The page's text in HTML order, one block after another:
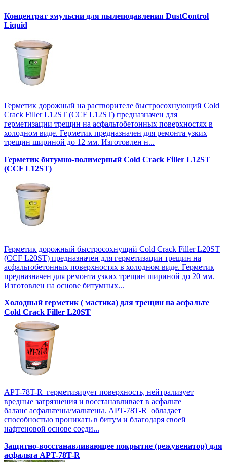
Концентрат эмульсии для пылеподавления DustControl
Liquid
Герметик дорожный на растворителе быстросохнующий Cold
Crack Filler L12SТ (CCF L12SТ) предназначен для
герметизации трещин на асфальтобетонных поверхностях в
холодном виде. Герметик предназначен для ремонта узких
трещин шириной до 12 мм. Изготовлен н...
Герметик битумно-полимерный Cold Crack Filler L12SТ
(CCF L12SТ)
Герметик дорожный быстросохнущий Cold Crack Filler L20SТ
(CCF L20SТ) предназначен для герметизации трещин на
асфальтобетонных поверхностях в холодном виде. Герметик
предназначен для ремонта узких трещин шириной до 20 мм.
Изготовлен на основе битумных...
Холодный герметик ( мастика) для трещин на асфальте
Cold Crack Filler L20SТ
APT-78T-R герметизирует поверхность, нейтрализует
вредные загрязнения и восстанавливает в асфальте
баланс асфальтены/мальтены. APT-78T-R обладает
способностью проникать в битум и благодаря своей
нафтеновой основе соеди...
Защитно-восстанавливающее покрытие (режувенатор) для
асфальта APT-78T-R